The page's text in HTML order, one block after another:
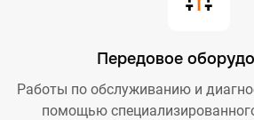
Передовое
Работы по обслуживанию и
помощью